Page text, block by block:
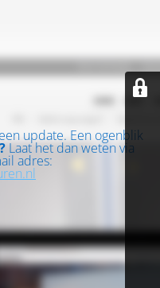
update. Een ogenblik
Laat het dan weten via
adres: